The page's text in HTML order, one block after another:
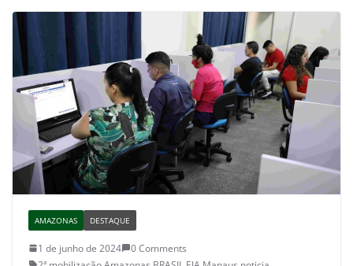
AMAZONAS DESTAQUE
1 de junho de 2024
0 Comments